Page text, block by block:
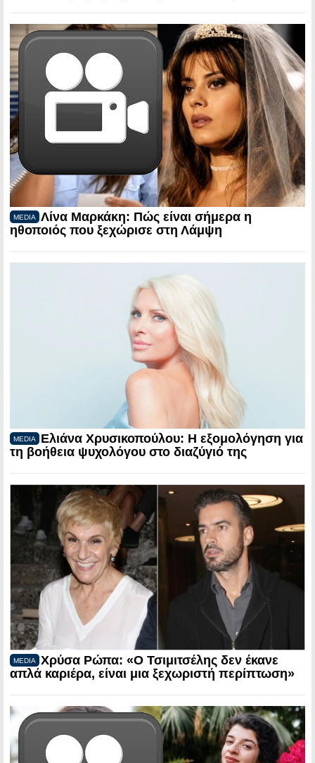
MEDIA
Λίνα Μαρκάκη: Πώς είναι σήμερα η
ηθοποιός που ξεχώρισε στη Λάμψη
MEDIA
Ελιάνα Χρυσικοπούλου: Η εξομολόγηση για
τη βοήθεια ψυχολόγου στο διαζύγιό της
MEDIA
Χρύσα Ρώπα: «Ο Τσιμιτσέλης δεν έκανε
απλά καριέρα, είναι μια ξεχωριστή περίπτωση»